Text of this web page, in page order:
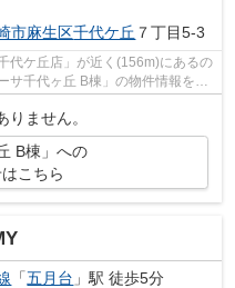
市麻生区千代ケ丘 ７丁目5-3
代ケ丘店」が近く(156m)にあるの
の物件情報をお
りません。
B棟」への
こちら
「五月台 」駅 徒歩5分